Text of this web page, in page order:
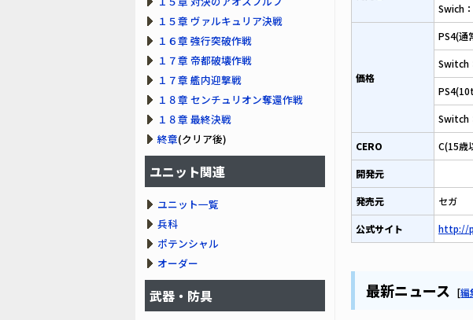
Swich
価格
PS4(通
Switch
Switch
CERO C(15歳
開発元
発売元 セガ
公式サイト http://
最新ニュース [編
１５章 ヴァルキュリア決戦
１６章 強行突破作戦
１７章 帝都破壊作戦
１７章 艦内迎撃戦
１８章 センチュリオン奪還作戦
１８章 最終決戦
終章(クリア後)
ユニット関連
ユニット一覧
兵科
ポテンシャル
オーダー
武器・防具